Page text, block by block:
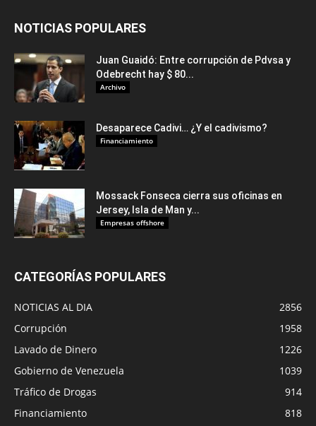
NOTICIAS POPULARES
Juan Guaidó: Entre corrupción de Pdvsa y
Odebrecht hay $ 80...
Archivo
Desaparece Cadivi… ¿Y el cadivismo?
Financiamiento
Mossack Fonseca cierra sus oficinas en
Jersey, Isla de Man y...
Empresas offshore
CATEGORÍAS POPULARES
NOTICIAS AL DIA
2856
Corrupción
1958
Lavado de Dinero
1226
Gobierno de Venezuela
1039
Tráfico de Drogas
914
Financiamiento
818